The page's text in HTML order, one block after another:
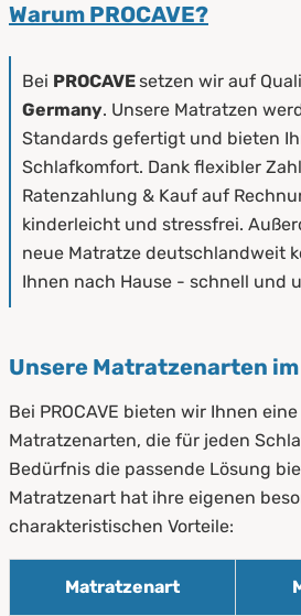
Warum PROCAVE?
Bei PROCAVEsetzen wir auf
Germany. Unsere Matratzen
Standards gefertigt und bieten
Schlafkomfort. Dank flexibler
Ratenzahlung & Kauf auf
kinderleicht und stressfrei.
neue Matratze deutschlandweit
Ihnen nach Hause - schnell und
Unsere Matratzenarten
Bei PROCAVE bieten wir Ihnen
Matratzenarten, die für jeden
Bedürfnis die passende Lösung
Matratzenart hat ihre eigenen
charakteristischen Vorteile:
Matratzenart